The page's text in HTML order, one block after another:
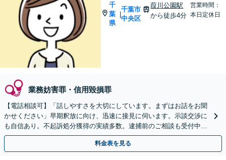
千
葉
県
|
千葉市
中央区
葭川公園駅
から徒歩4分
営業時間：
本日定休日
業務妨害罪・信用毀損罪
【電話相談可】「話しやすさを大切にしています。まずはお話をお聞
かせください」早期釈放に向け、迅速に接見に伺います。示談交渉に
も自信あり。不起訴処分獲得の実績多数。逮捕前のご相談も受付中
【夜間・休日面談可】【葭川公園駅5分】
料金表を見る